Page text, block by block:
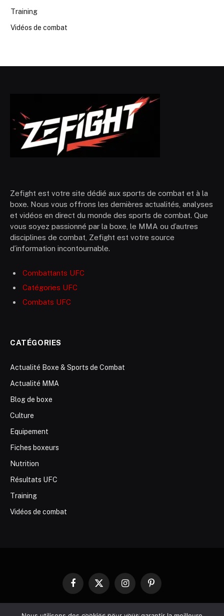
Training
Vidéos de combat
Zefight est votre site dédié aux sports de combat et à la
boxe. Nous vous offrons les dernières actualités, analyses
et vidéos en direct du monde des sports de combat. Que
vous soyez passionné par la boxe, le MMA ou d’autres
disciplines de combat, Zefight est votre source
d’information incontournable.
Combattants UFC
Catégories UFC
Combats UFC
CATÉGORIES
Actualité Boxe & Sports de Combat
Actualité MMA
Blog de boxe
Culture
Equipement
Fiches boxeurs
Nutrition
Résultats UFC
Training
Vidéos de combat
Facebook
X
InstagramPinterest